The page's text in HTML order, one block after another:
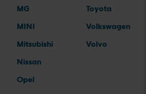
MG
MINI
Mitsubishi
Nissan
Opel
Toyota
Volkswagen
Volvo